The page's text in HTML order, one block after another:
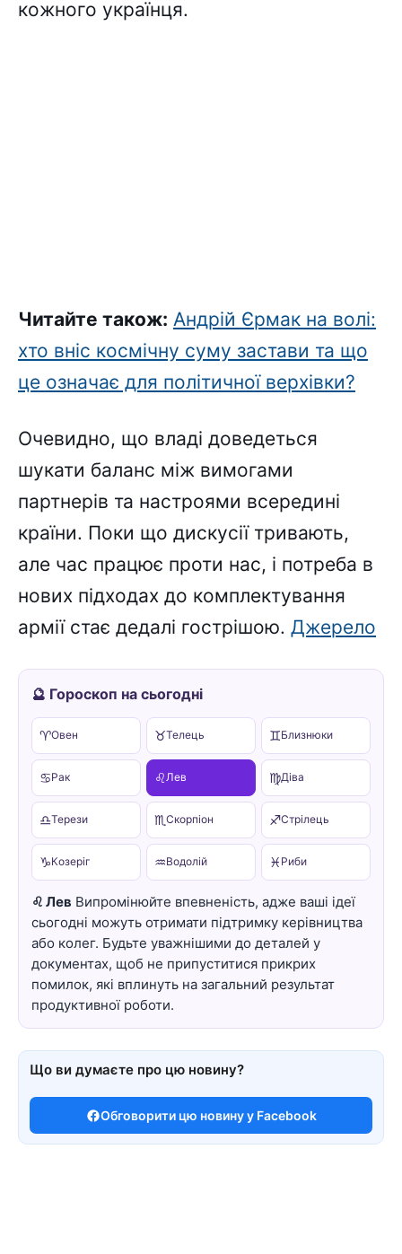
кожного українця.
Читайте також: Андрій Єрмак на волі:
хто вніс космічну суму застави та що
це означає для політичної верхівки?
Очевидно, що владі доведеться
шукати баланс між вимогами
партнерів та настроями всередині
країни. Поки що дискусії тривають,
але час працює проти нас, і потреба в
нових підходах до комплектування
армії стає дедалі гострішою. Джерело
🔮 Гороскоп на сьогодні
♈Овен ♉Телець ♊Близнюки
♋Рак ♌Лев ♍Діва
♎Терези ♏ Скорпіон ♐Стрілець
♑Козеріг ♒Водолій ♓ Риби
♌ Лев Випромінюйте впевненість, адже ваші ідеї
сьогодні можуть отримати підтримку керівництва
або колег. Будьте уважнішими до деталей у
документах, щоб не припуститися прикрих
помилок, які вплинуть на загальний результат
продуктивної роботи.
Що ви думаєте про цю новину?
Обговорити цю новину у Facebook